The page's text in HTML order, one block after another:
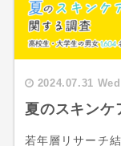
2024.07.31 Wed
夏のスキンケ
若年層リサーチ